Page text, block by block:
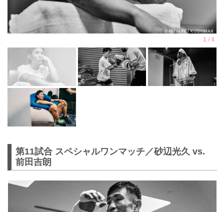
第11試合 スペシャルワンマッチ／砂辺光久 vs.
前田吉朗